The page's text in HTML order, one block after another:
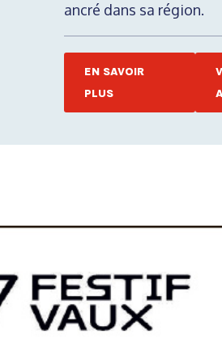
ancré dans sa région.
EN SAVOIR
PLUS